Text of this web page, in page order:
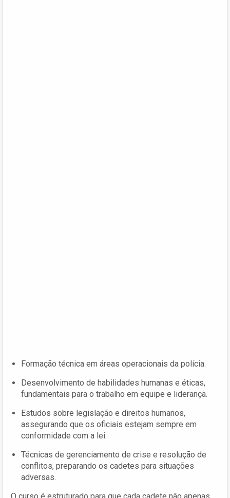
Formação técnica em áreas operacionais da polícia.
Desenvolvimento de habilidades humanas e éticas,
fundamentais para o trabalho em equipe e liderança.
Estudos sobre legislação e direitos humanos,
assegurando que os oficiais estejam sempre em
conformidade com a lei.
Técnicas de gerenciamento de crise e resolução de
conflitos, preparando os cadetes para situações
adversas.
O curso é estruturado para que cada cadete não apenas